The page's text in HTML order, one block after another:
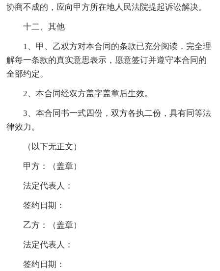
协商不成的，应向甲方所在地人民法院提起诉讼解决。
十二、其他
1、甲、乙双方对本合同的条款已充分阅读，完全理
解每一条款的真实意思表示，愿意签订并遵守本合同的
全部约定。
2、本合同经双方盖字盖章后生效。
3、本合同书一式四份，双方各执二份，具有同等法
律效力。
（以下无正文）
甲方：（盖章）
法定代表人：
签约日期：
乙方：（盖章）
法定代表人：
签约日期：